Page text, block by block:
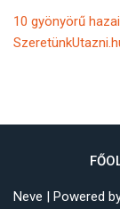
10 gyönyörű
Neve | Powered